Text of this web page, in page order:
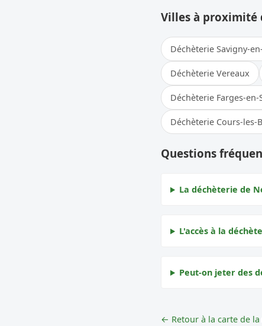
Villes à proximité
Déchèterie Savigny-
Déchèterie Vereaux
Déchèterie Farges-en-
Déchèterie Cours-les-
Questions
La déchèterie de
L'accès à la
Peut-on jeter des
← Retour à la carte de